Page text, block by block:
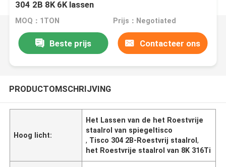
304 2B 8K 6K lassen
MOQ：1TON Prijs：Negotiated
Beste prijs Contacteer ons
PRODUCTOMSCHRIJVING
Hoog licht:
Het Lassen van de het Roestvrije
staalrol van spiegeltisco
, Tisco 304 2B-Roestvrij staalrol,
het Roestvrije staalrol van 8K 316Ti